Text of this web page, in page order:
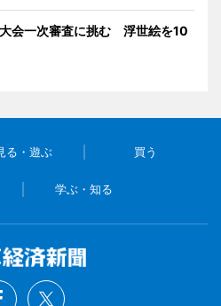
会一次審査に挑む 浮世絵を10
る・遊ぶ 買う
学ぶ・知る